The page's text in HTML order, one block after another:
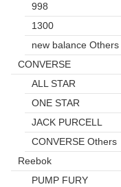
998
1300
new balance Others
CONVERSE
ALL STAR
ONE STAR
JACK PURCELL
CONVERSE Others
Reebok
PUMP FURY